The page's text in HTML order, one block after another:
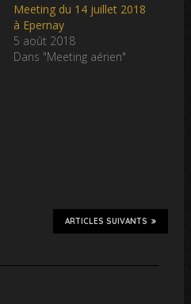
Meeting du 14 juillet 2018
à Epernay
5 août 2018
Dans "Meeting aérien"
ARTICLES SUIVANTS